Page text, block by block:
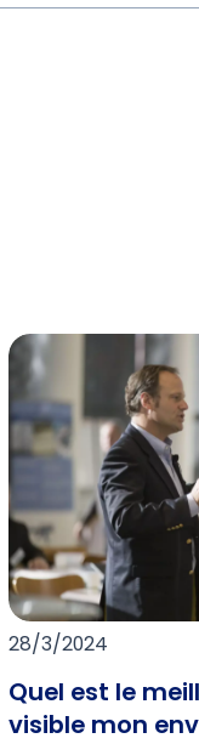
28/3/2024
Quel est le
visible mon